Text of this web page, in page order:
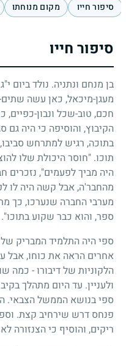
סיפור חייו מקום מנוחתו
סיפור חייו
בן מנחם ונתניה. נולד ביום
מעגן-מיכאל, כאן עשה
חכם, טוב-שכל ונבון-כפיים,
הקיבוץ, והוסיפה כי היה גם
בתוכה, רגיש למתרחש
תוכו. "חוסר היכולת שלו
היה מביך לפעמים", נזכרים
מהחבר'ה, אבל קשה היה לו
מערבי החברה שנערכו, כך
ספר, והוא כבר שקוע בתוכו".
ספי היה התלמיד המבריק
אחרים הראה את כוחו, אבל
הלקוניות של דיבורו - כמה
ולעניין. עד היום מתהלך
ספי בנושא הממשל הצבאי.
פנחס דרש שירחיב קצת.
ריקים, והוסיף כי